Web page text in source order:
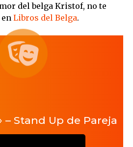
del belga Kristof, no te
Libros del Belga.
– Stand Up de Pareja